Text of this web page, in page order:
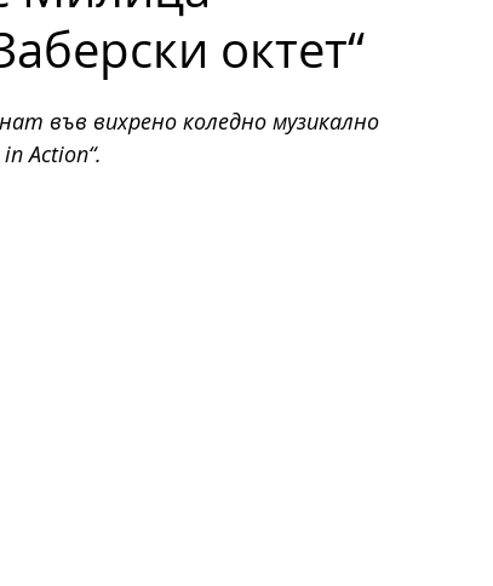
октет“
във вихрено коледно музикално
Action“.